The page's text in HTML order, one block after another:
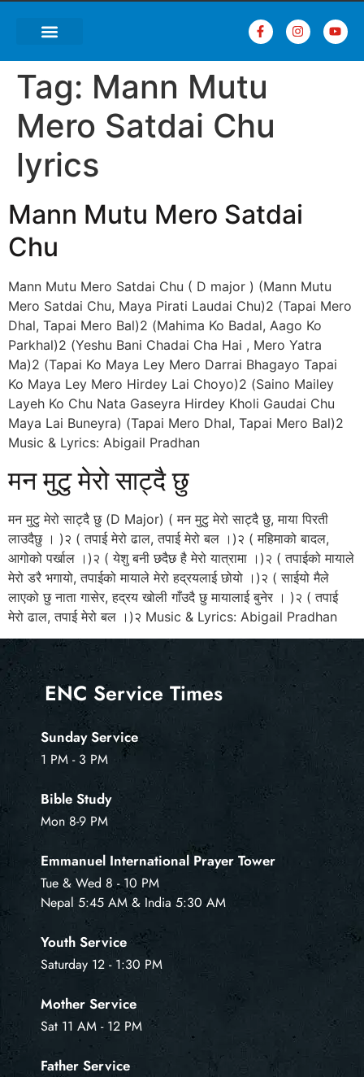
Tag: Mann Mutu
Mero Satdai Chu
lyrics
Mann Mutu Mero Satdai
Chu
Mann Mutu Mero Satdai Chu ( D major ) (Mann Mutu
Mero Satdai Chu, Maya Pirati Laudai Chu)2 (Tapai Mero
Dhal, Tapai Mero Bal)2 (Mahima Ko Badal, Aago Ko
Parkhal)2 (Yeshu Bani Chadai Cha Hai , Mero Yatra
Ma)2 (Tapai Ko Maya Ley Mero Darrai Bhagayo Tapai
Ko Maya Ley Mero Hirdey Lai Choyo)2 (Saino Mailey
Layeh Ko Chu Nata Gaseyra Hirdey Kholi Gaudai Chu
Maya Lai Buneyra) (Tapai Mero Dhal, Tapai Mero Bal)2
Music & Lyrics: Abigail Pradhan
मन मुटु मेरो साट्दै छु
मन मुटु मेरो साट्दै छु (D Major) ( मन मुटु मेरो साट्दै छु, माया पिरती
लाउदैछु । )२ ( तपाई मेरो ढाल, तपाई मेरो बल ।)२ ( महिमाको बादल,
आगोको पर्खाल ।)२ ( येशु बनी छदैछ है मेरो यात्रामा ।)२ ( तपाईको मायाले
मेरो डरै भगायो, तपाईको मायाले मेरो हद्रयलाई छोयो ।)२ ( साईयो मैले
लाएको छु नाता गासेर, हद्रय खोली गाँउदै छु मायालाई बुनेर । )२ ( तपाई
मेरो ढाल, तपाई मेरो बल ।)२ Music & Lyrics: Abigail Pradhan
ENC Service Times
Sunday Service
1 PM - 3 PM
Bible Study
Mon 8-9 PM
Emmanuel International Prayer Tower
Tue & Wed 8 - 10 PM
Nepal 5:45 AM & India 5:30 AM
Youth Service
Saturday 12 - 1:30 PM
Mother Service
Sat 11 AM - 12 PM
Father Service